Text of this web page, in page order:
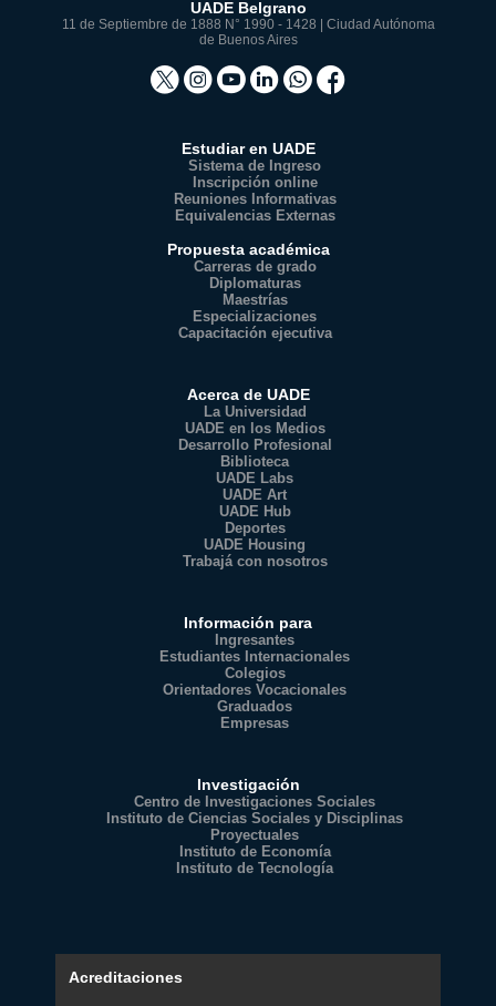
UADE Belgrano
11 de Septiembre de 1888 N° 1990 - 1428 | Ciudad Autónoma
de Buenos Aires
Estudiar en UADE
Sistema de Ingreso
Inscripción online
Reuniones Informativas
Equivalencias Externas
Propuesta académica
Carreras de grado
Diplomaturas
Maestrías
Especializaciones
Capacitación ejecutiva
Acerca de UADE
La Universidad
UADE en los Medios
Desarrollo Profesional
Biblioteca
UADE Labs
UADE Art
UADE Hub
Deportes
UADE Housing
Trabajá con nosotros
Información para
Ingresantes
Estudiantes Internacionales
Colegios
Orientadores Vocacionales
Graduados
Empresas
Investigación
Centro de Investigaciones Sociales
Instituto de Ciencias Sociales y Disciplinas
Proyectuales
Instituto de Economía
Instituto de Tecnología
Acreditaciones